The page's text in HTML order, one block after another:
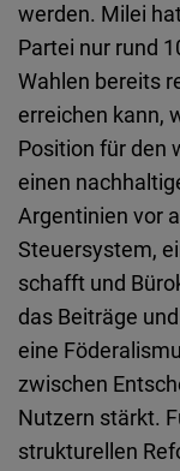
werden. Milei
Partei nur rund
Wahlen bereits
erreichen kann,
Position für den
einen
Argentinien vor
Steuersystem,
schafft und
das Beiträge
eine
zwischen
Nutzern stärkt.
strukturellen